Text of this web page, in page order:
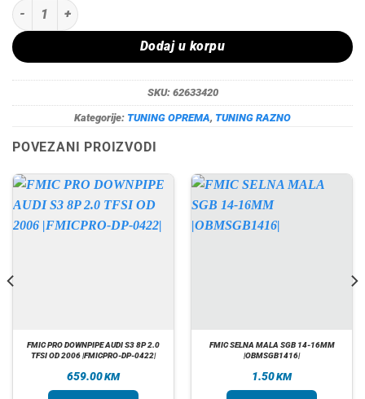
TurboWorks BOOST CONTROLER PLAVI |CN-BC-003| količina
Dodaj u korpu
SKU: 62633420
Kategorije: TUNING OPREMA, TUNING RAZNO
POVEZANI PROIZVODI
FMIC PRO DOWNPIPE AUDI S3 8P 2.0
TFSI OD 2006 |FMICPRO-DP-0422|
659.00KM
FMIC SELNA MALA SGB 14-16MM
|OBMSGB1416|
1.50KM